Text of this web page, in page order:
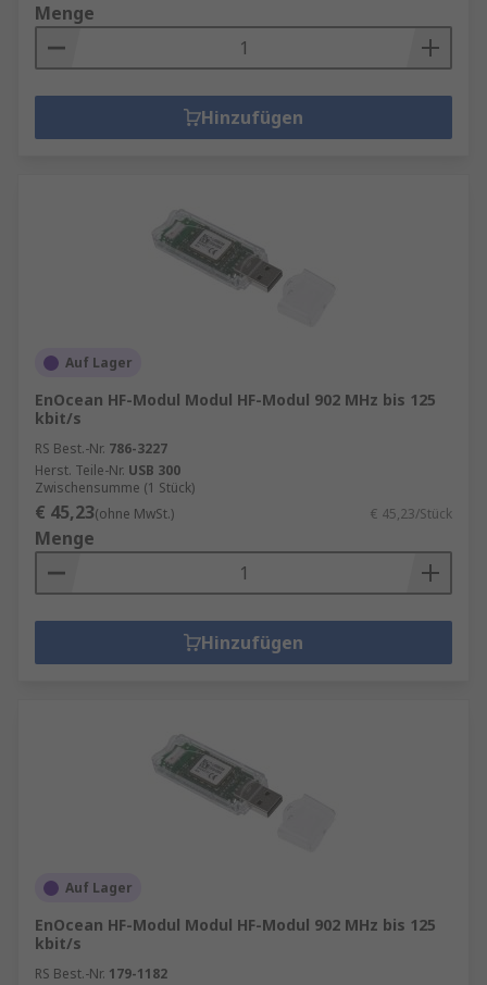
Menge
Hinzufügen
Auf Lager
EnOcean HF-Modul Modul HF-Modul 902 MHz bis 125
kbit/s
RS Best.-Nr. 786-3227
Herst. Teile-Nr. USB 300
Zwischensumme (1 Stück)
€ 45,23(ohne MwSt.) € 45,23/Stück
Menge
Hinzufügen
Auf Lager
EnOcean HF-Modul Modul HF-Modul 902 MHz bis 125
kbit/s
RS Best.-Nr. 179-1182